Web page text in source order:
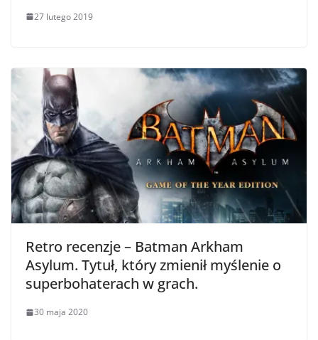
27 lutego 2019
Retro recenzje – Batman Arkham
Asylum. Tytuł, który zmienił myślenie o
superbohaterach w grach.
30 maja 2020